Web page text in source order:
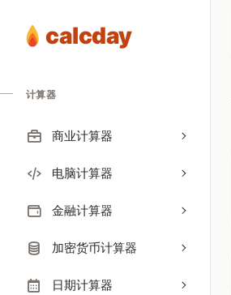
calcday
计算器
商业计算器
电脑计算器
金融计算器
加密货币计算器
日期计算器